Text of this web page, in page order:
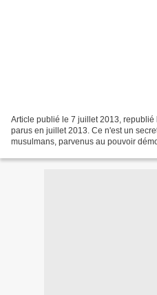
Article publié le 7 juillet 2013,
parus en juillet 2013. Ce n'est un
musulmans, parvenus au pouvoir